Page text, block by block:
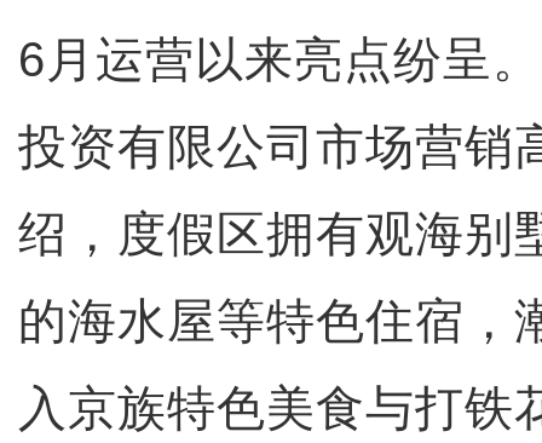
6月运营以来亮点纷呈
投资有限公司市场营销
绍，度假区拥有观海别
的海水屋等特色住宿，
入京族特色美食与打铁